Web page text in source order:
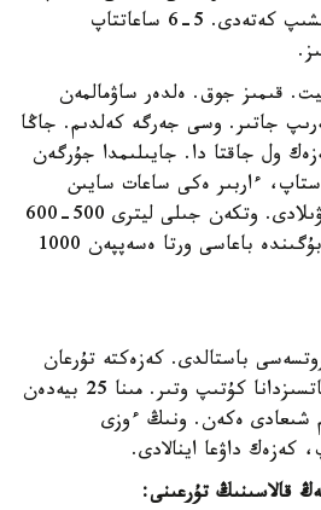
كەلگەندەر 11-دە ارەڭ ءىشىپ كەتەدى. 5-6 ساعاتتاپ
قىمىز جوق. ەلدەر ساۋمالمەن
جاتىر. وسى جەرگە كەلدىم. جاڭا
ول جاقتا دا. جايىلىمدا جۇرگەن
ءاربىر ەكى ساعات سايىن
كەشكى جەتىگە دەيىن ساۋىلادى. وتكەن جىلى ليترى 500-600
تەڭگە بولعان ساۋمالدىڭ بۇگىندە باعاسى ورتا ەسەپپەن 1000
باستالدى. كەزەكتە تۇرعان
حالىق تا وسى ءساتتى تاعاتسىزدانا كۇتىپ وتىر. مىنا 25 بيەدەن
ءونىم شىعادى ەكەن. ونىڭ ءوزى
كەزەك داۋعا اينالادى.
قالاسىنىڭ تۇرعىنى: